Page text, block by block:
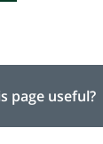
page useful?